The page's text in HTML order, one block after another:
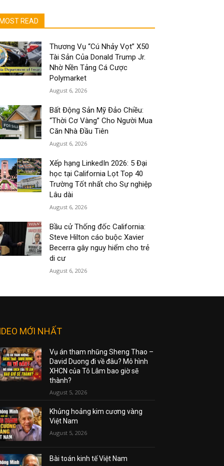
MOST READ
Thương Vụ “Cú Nhảy Vọt” X50
Tài Sản Của Donald Trump Jr.
Nhờ Nền Tảng Cá Cược
Polymarket
August 6, 2026
Bất Động Sản Mỹ Đảo Chiều:
“Thời Cơ Vàng” Cho Người Mua
Căn Nhà Đầu Tiên
August 6, 2026
Xếp hạng LinkedIn 2026: 5 Đại
học tại California Lọt Top 40
Trường Tốt nhất cho Sự nghiệp
Lâu dài
August 6, 2026
Bầu cử Thống đốc California:
Steve Hilton cáo buộc Xavier
Becerra gây nguy hiểm cho trẻ
di cư
August 6, 2026
MỚI NHẤT
Vụ án tham nhũng Sheng Thao –
David Duong đi về đâu? Mô hình
XHCN của Tô Lâm bao giờ sẽ
thành?
August 5, 2026
Khủng hoảng kim cương vàng
Việt Nam
August 5, 2026
Bài toán kinh tế Việt Nam